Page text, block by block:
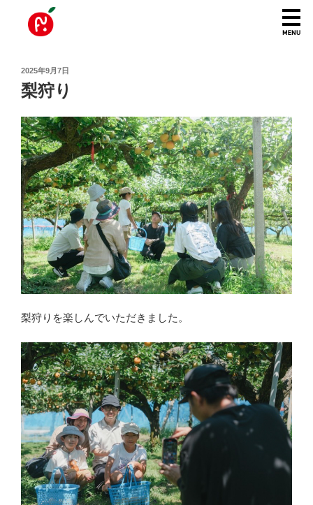
投
稿
日:
2025年9月7日
梨狩り
梨狩りを楽しんでいただきました。